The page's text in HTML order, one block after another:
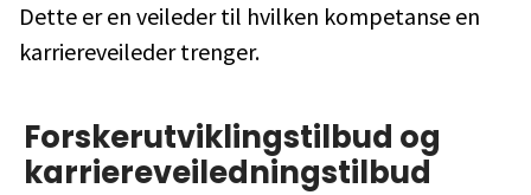
Dette er en veileder til hvilken kompetanse en
karriereveileder trenger.
Forskerutviklingstilbud og
karriereveiledningstilbud